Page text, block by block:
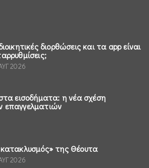
διορθώσεις και τα app είναι
2026
εισοδήματα: η νέα σχέση
επαγγελματιών
της Θέουτα
2026